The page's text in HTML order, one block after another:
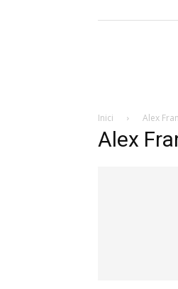
Inici Alex
Alex